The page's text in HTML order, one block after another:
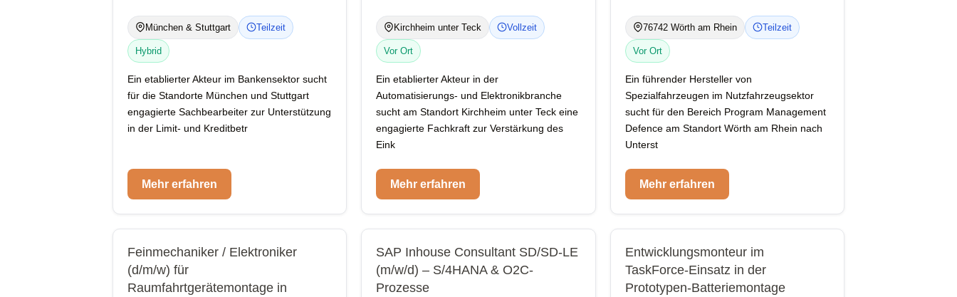
München & Stuttgart Teilzeit
Hybrid
Ein etablierter Akteur im Bankensektor sucht
für die Standorte München und Stuttgart
engagierte Sachbearbeiter zur Unterstützung
in der Limit- und Kreditbetr
Mehr erfahren
Kirchheim unter Teck Vollzeit
Vor Ort
Ein etablierter Akteur in der
Automatisierungs- und Elektronikbranche
sucht am Standort Kirchheim unter Teck eine
engagierte Fachkraft zur Verstärkung des
Eink
Mehr erfahren
76742 Wörth am Rhein Teilzeit
Vor Ort
Ein führender Hersteller von
Spezialfahrzeugen im Nutzfahrzeugsektor
sucht für den Bereich Program Management
Defence am Standort Wörth am Rhein nach
Unterst
Mehr erfahren
Feinmechaniker / Elektroniker
(d/m/w) für
Raumfahrtgerätemontage in
SAP Inhouse Consultant SD/SD-LE
(m/w/d) – S/4HANA & O2C-
Prozesse
Entwicklungsmonteur im
TaskForce-Einsatz in der
Prototypen-Batteriemontage